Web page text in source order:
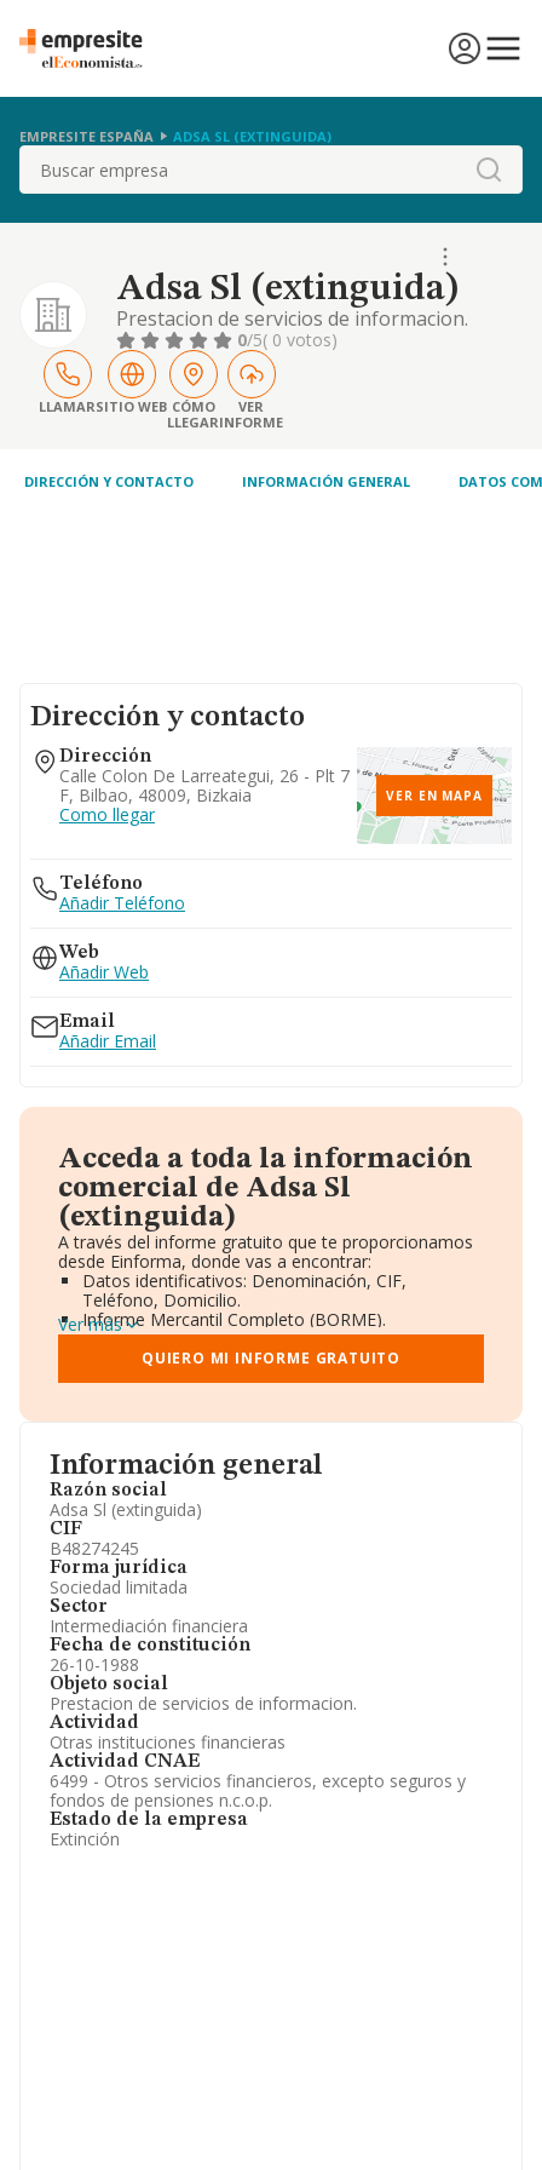
EMPRESITE ESPAÑA ADSA SL (EXTINGUIDA)
Buscar
Adsa Sl (extinguida)
Prestacion de servicios de informacion.
0/5( 0 votos)
LLAMARSITIO WEB CÓMO
LLEGAR
VER
INFORME
DIRECCIÓN Y CONTACTO INFORMACIÓN GENERAL DATOS
Información general
Razón social
Adsa Sl (extinguida)
CIF
B48274245
Forma jurídica
Sociedad limitada
Sector
Intermediación financiera
Fecha de constitución
26-10-1988
Objeto social
Prestacion de servicios de informacion.
Actividad
Otras instituciones financieras
Actividad CNAE
6499 - Otros servicios financieros, excepto seguros y
fondos de pensiones n.c.o.p.
Estado de la empresa
Extinción
Dirección y contacto
Dirección
Calle Colon De Larreategui, 26 - Plt 7
F, Bilbao, 48009, Bizkaia
Como llegar
VER EN MAPA
Teléfono
Añadir Teléfono
Web
Añadir Web
Email
Añadir Email
Acceda a toda la información
comercial de Adsa Sl
(extinguida)
A través del informe gratuito que te proporcionamos
desde Einforma, donde vas a encontrar:
Datos identificativos: Denominación, CIF,
Teléfono, Domicilio.
Informe Mercantil Completo (BORME).
Gráficos de Evolución Ventas y Empleados.
Consejo de Administración y Administradores.
Directivos y Ejecutivos.
Información oficial y registral complementaria.
Ver más
QUIERO MI INFORME GRATUITO